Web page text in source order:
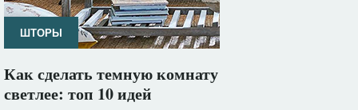
ШТОРЫ
Как сделать темную комнату
светлее: топ 10 идей